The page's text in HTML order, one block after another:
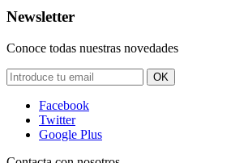
Newsletter
Conoce todas nuestras novedades
OK
Facebook
Twitter
Google Plus